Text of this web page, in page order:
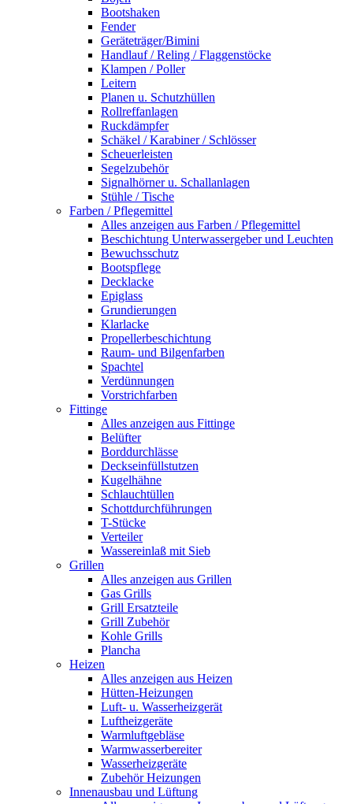
Bootshaken
Fender
Geräteträger/Bimini
Handlauf / Reling / Flaggenstöcke
Klampen / Poller
Leitern
Planen u. Schutzhüllen
Rollreffanlagen
Ruckdämpfer
Schäkel / Karabiner / Schlösser
Scheuerleisten
Segelzubehör
Signalhörner u. Schallanlagen
Stühle / Tische
Farben / Pflegemittel
Alles anzeigen aus Farben / Pflegemittel
Beschichtung Unterwassergeber und Leuchten
Bewuchsschutz
Bootspflege
Decklacke
Epiglass
Grundierungen
Klarlacke
Propellerbeschichtung
Raum- und Bilgenfarben
Spachtel
Verdünnungen
Vorstrichfarben
Fittinge
Alles anzeigen aus Fittinge
Belüfter
Borddurchlässe
Deckseinfüllstutzen
Kugelhähne
Schlauchtüllen
Schottdurchführungen
T-Stücke
Verteiler
Wassereinlaß mit Sieb
Grillen
Alles anzeigen aus Grillen
Gas Grills
Grill Ersatzteile
Grill Zubehör
Kohle Grills
Plancha
Heizen
Alles anzeigen aus Heizen
Hütten-Heizungen
Luft- u. Wasserheizgerät
Luftheizgeräte
Warmluftgebläse
Warmwasserbereiter
Wasserheizgeräte
Zubehör Heizungen
Innenausbau und Lüftung